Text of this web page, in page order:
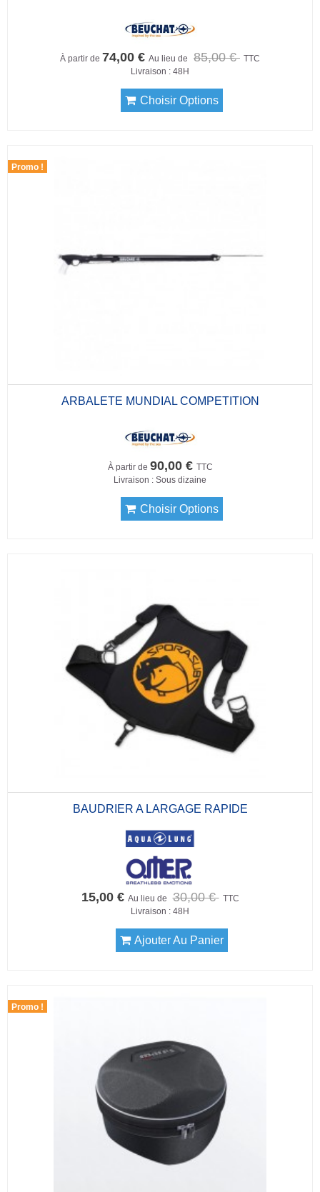
À partir de 74,00 € Au lieu de 85,00 € TTC
Livraison : 48H
Choisir Options
Promo !
ARBALETE MUNDIAL COMPETITION
À partir de 90,00 € TTC
Livraison : Sous dizaine
Choisir Options
BAUDRIER A LARGAGE RAPIDE
15,00 € Au lieu de 30,00 € TTC
Livraison : 48H
Ajouter Au Panier
Promo !